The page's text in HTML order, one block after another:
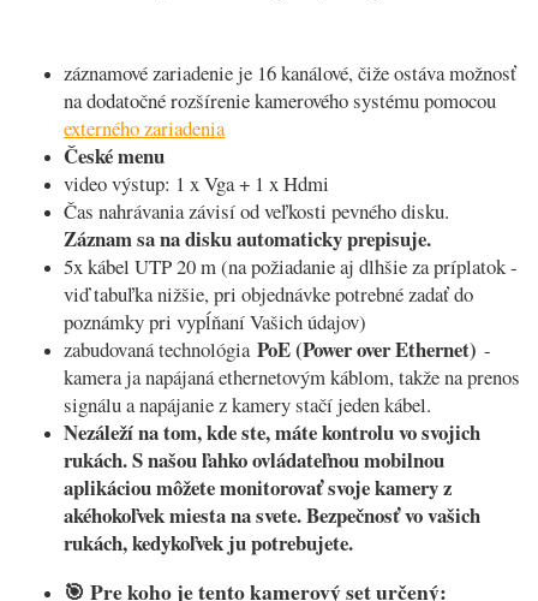
záznamové zariadenie je 16 kanálové, čiže ostáva možnosť
na dodatočné rozšírenie kamerového systému pomocou
externého zariadenia
České menu
video výstup: 1 x Vga + 1 x Hdmi
Čas nahrávania závisí od veľkosti pevného disku.
Záznam sa na disku automaticky prepisuje.
5x kábel UTP 20 m (na požiadanie aj dlhšie za príplatok -
viď tabuľka nižšie, pri objednávke potrebné zadať do
poznámky pri vypĺňaní Vašich údajov)
zabudovaná technológiaPoE (Power over Ethernet) -
kamera ja napájaná ethernetovým káblom, takže na prenos
signálu a napájanie z kamery stačí jeden kábel.
Nezáleží na tom, kde ste, máte kontrolu vo svojich
rukách. S našou ľahko ovládateľnou mobilnou
aplikáciou môžete monitorovať svoje kamery z
akéhokoľvek miesta na svete. Bezpečnosť vo vašich
rukách, kedykoľvek ju potrebujete.
🎯Pre koho je tento kamerový set určený: